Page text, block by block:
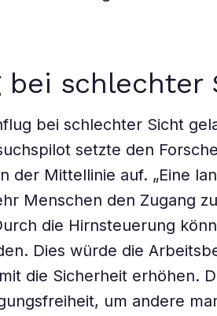
bei schlechter
bei schlechter Sicht
setzte den
der Mittellinie auf. „Eine
Menschen den Zugang
die Hirnsteuerung
Dies würde die
die Sicherheit erhöhen.
um andere